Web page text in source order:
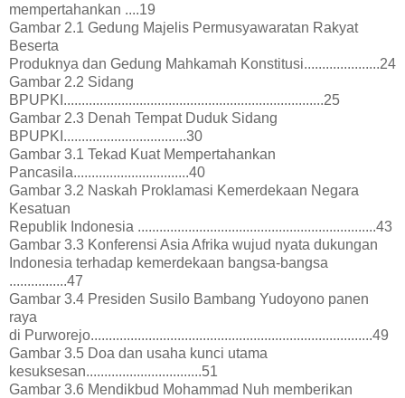
mempertahankan ....19
Gambar 2.1 Gedung Majelis Permusyawaratan Rakyat
Beserta
Produknya dan Gedung Mahkamah Konstitusi.....................24
Gambar 2.2 Sidang
BPUPKI........................................................................25
Gambar 2.3 Denah Tempat Duduk Sidang
BPUPKI..................................30
Gambar 3.1 Tekad Kuat Mempertahankan
Pancasila................................40
Gambar 3.2 Naskah Proklamasi Kemerdekaan Negara
Kesatuan
Republik Indonesia ..................................................................43
Gambar 3.3 Konferensi Asia Afrika wujud nyata dukungan
Indonesia terhadap kemerdekaan bangsa-bangsa
................47
Gambar 3.4 Presiden Susilo Bambang Yudoyono panen
raya
di Purworejo..............................................................................49
Gambar 3.5 Doa dan usaha kunci utama
kesuksesan................................51
Gambar 3.6 Mendikbud Mohammad Nuh memberikan